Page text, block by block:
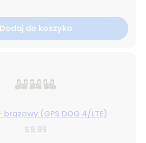
Dodaj do koszyka
brązowy (GPS DOG 4/LTE)
$9.99